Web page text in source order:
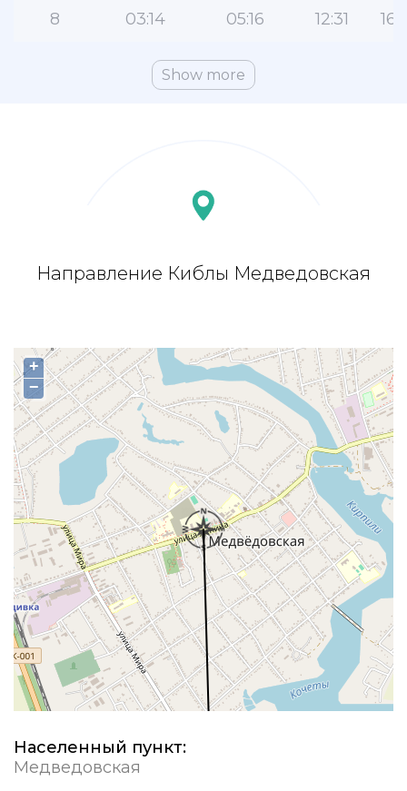
8 03:14 05:16 12:31
Show more
Направление Киблы Медведовская
+
−
Населенный пункт:
Медведовская